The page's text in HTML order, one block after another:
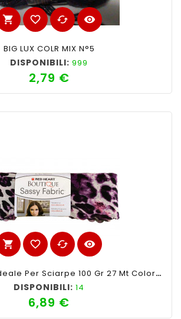
shopping_cart favorite_border cached visibility
BIG LUX COLR MIX N°5
DISPONIBILI: 999
2,79 €Prezzo
shopping_cart favorite_border cached visibility
Filato In Tulle Ideale Per Sciarpe 100 Gr 27 Mt Colore Lilla Maculato Nero
DISPONIBILI: 14
6,89 €